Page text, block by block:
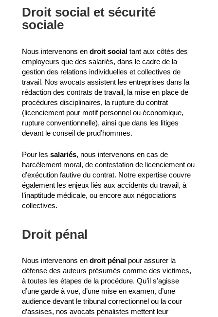
Droit social et sécurité
sociale
Nous intervenons en droit socialtant aux côtés des
employeurs que des salariés, dans le cadre de la
gestion des relations individuelles et collectives de
travail. Nos avocats assistent les entreprises dans la
rédaction des contrats de travail, la mise en place de
procédures disciplinaires, la rupture du contrat
(licenciement pour motif personnel ou économique,
rupture conventionnelle), ainsi que dans les litiges
devant le conseil de prud’hommes.
Pour les salariés, nous intervenons en cas de
harcèlement moral, de contestation de licenciement ou
d’exécution fautive du contrat. Notre expertise couvre
également les enjeux liés aux accidents du travail, à
l’inaptitude médicale, ou encore aux négociations
collectives.
Droit pénal
Nous intervenons en droit pénalpour assurer la
défense des auteurs présumés comme des victimes,
à toutes les étapes de la procédure. Qu’il s’agisse
d’une garde à vue, d’une mise en examen, d’une
audience devant le tribunal correctionnel ou la cour
d’assises, nos avocats pénalistes mettent leur